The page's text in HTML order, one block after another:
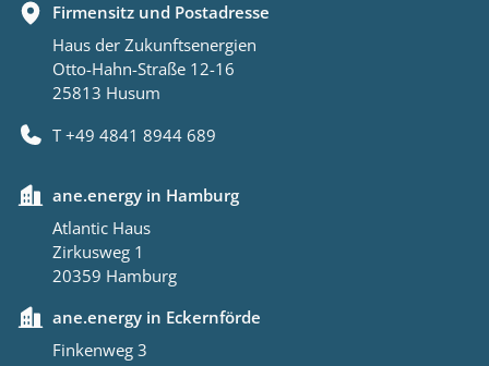
Firmensitz und Postadresse
Haus der Zukunftsenergien
Otto-Hahn-Straße 12-16
25813 Husum
T +49 4841 8944 689
ane.energy in Hamburg
Atlantic Haus
Zirkusweg 1
20359 Hamburg
ane.energy in Eckernförde
Finkenweg 3